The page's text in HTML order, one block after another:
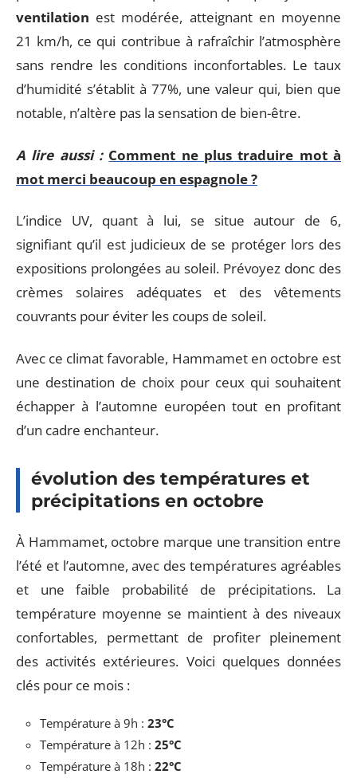
ventilation est modérée, atteignant en moyenne
21 km/h, ce qui contribue à rafraîchir l’atmosphère
sans rendre les conditions inconfortables. Le taux
d’humidité s’établit à 77%, une valeur qui, bien que
notable, n’altère pas la sensation de bien-être.
A lire aussi : Comment ne plus traduire mot à
mot merci beaucoup en espagnole ?
L’indice UV, quant à lui, se situe autour de 6,
signifiant qu’il est judicieux de se protéger lors des
expositions prolongées au soleil. Prévoyez donc des
crèmes solaires adéquates et des vêtements
couvrants pour éviter les coups de soleil.
Avec ce climat favorable, Hammamet en octobre est
une destination de choix pour ceux qui souhaitent
échapper à l’automne européen tout en profitant
d’un cadre enchanteur.
évolution des températures et
précipitations en octobre
À Hammamet, octobre marque une transition entre
l’été et l’automne, avec des températures agréables
et une faible probabilité de précipitations. La
température moyenne se maintient à des niveaux
confortables, permettant de profiter pleinement
des activités extérieures. Voici quelques données
clés pour ce mois :
Température à 9h : 23°C
Température à 12h : 25°C
Température à 18h : 22°C